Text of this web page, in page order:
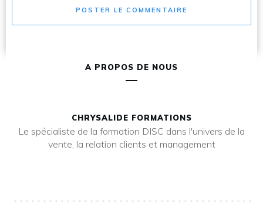
POSTER LE COMMENTAIRE
A PROPOS DE NOUS
CHRYSALIDE FORMATIONS
Le spécialiste de la formation DISC dans l'univers de la
vente, la relation clients et management